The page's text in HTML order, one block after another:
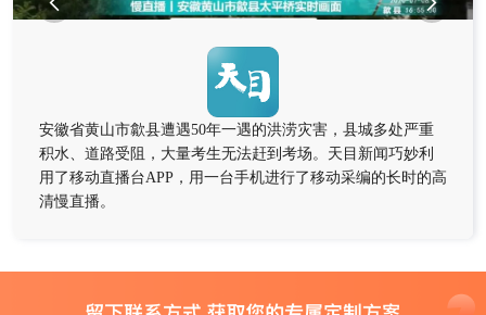
安徽省黄山市歙县遭遇50年一遇的洪涝灾害，县城多处严重
积水、道路受阻，大量考生无法赶到考场。天目新闻巧妙利
用了移动直播台APP，用一台手机进行了移动采编的长时的高
清慢直播。